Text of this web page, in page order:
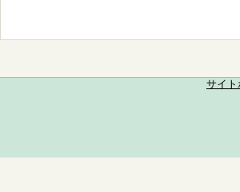
サイト